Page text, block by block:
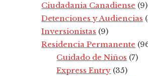
Ciudadania Canadiense (9)
Detenciones y Audiencias
Inversionistas (9)
Residencia Permanente
Cuidado de Niños (7)
Express Entry (35)